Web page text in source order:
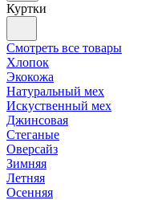
Куртки
Смотреть все товары
Хлопок
Экокожа
Натуральный мех
Искуственный мех
Джинсовая
Стеганые
Оверсайз
Зимняя
Летняя
Осенняя